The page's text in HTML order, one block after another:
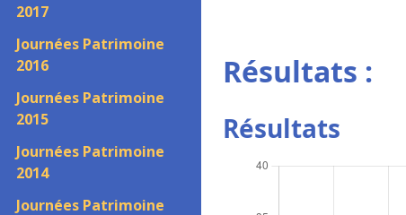
2017
Journées Patrimoine
2016
Journées Patrimoine
2015
Journées Patrimoine
2014
Journées Patrimoine
Résultats :
Résultats